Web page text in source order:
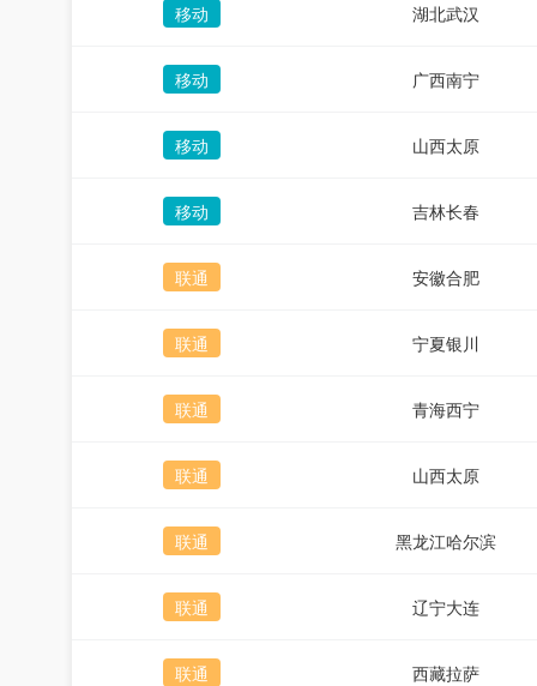
移动 湖北武汉
移动 广西南宁
移动 山西太原
移动 吉林长春
联通 安徽合肥
联通 宁夏银川
联通 青海西宁
联通 山西太原
联通 黑龙江哈尔滨
联通 辽宁大连
联通 西藏拉萨